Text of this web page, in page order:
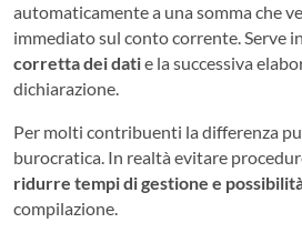
automaticamente a una somma che
immediato sul conto corrente. Serve
corretta dei datie la successiva
dichiarazione.
Per molti contribuenti la differenza
burocratica. In realtà evitare
ridurre tempi di gestione e
compilazione.